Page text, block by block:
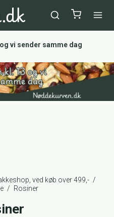
vi sender samme dag
ved køb over 499,- /
/ Rosiner